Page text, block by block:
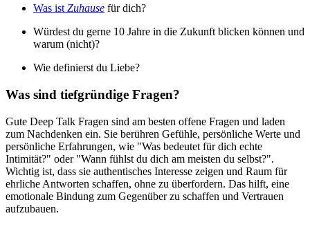
Was ist Zuhause für dich?
Würdest du gerne 10 Jahre in die Zukunft blicken können und
warum (nicht)?
Wie definierst du Liebe?
Was sind tiefgründige Fragen?
Gute Deep Talk Fragen sind am besten offene Fragen und laden
zum Nachdenken ein. Sie berühren Gefühle, persönliche Werte und
persönliche Erfahrungen, wie "Was bedeutet für dich echte
Intimität?" oder "Wann fühlst du dich am meisten du selbst?".
Wichtig ist, dass sie authentisches Interesse zeigen und Raum für
ehrliche Antworten schaffen, ohne zu überfordern. Das hilft, eine
emotionale Bindung zum Gegenüber zu schaffen und Vertrauen
aufzubauen.